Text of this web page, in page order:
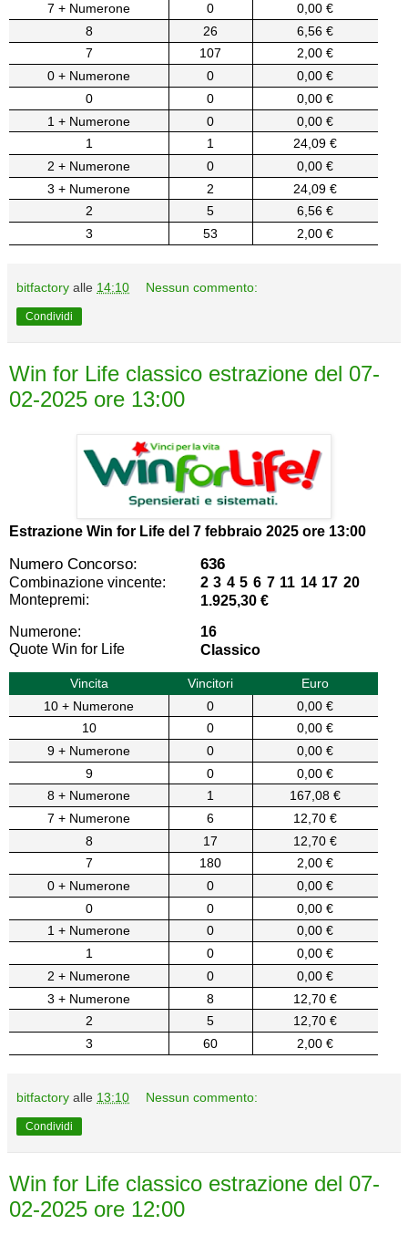
7 + Numerone
0
0,00 €
8
26
6,56 €
7
107
2,00 €
0 + Numerone
0
0,00 €
0
0
0,00 €
1 + Numerone
0
0,00 €
1
1
24,09 €
2 + Numerone
0
0,00 €
3 + Numerone
2
24,09 €
2
5
6,56 €
3
53 2,00 €
bitfactory alle 14:10 Nessun commento:
Condividi
Win for Life classico estrazione del 07-
02-2025 ore 13:00
Estrazione Win for Life del 7 febbraio 2025 ore 13:00
Numero Concorso: 636
Combinazione vincente:
2 3 4 5 6 7 11 14 17 20
Montepremi:
1.925,30 €
Numerone:
16
Quote Win for Life
Classico
Vincita Vincitori
Euro
10 + Numerone
0
0,00 €
10
0
0,00 €
9 + Numerone
0
0,00 €
9
0
0,00 €
8 + Numerone
1
167,08 €
7 + Numerone
6
12,70 €
8
17
12,70 €
7
180
2,00 €
0 + Numerone
0
0,00 €
0
0
0,00 €
1 + Numerone
0
0,00 €
1
0
0,00 €
2 + Numerone
0
0,00 €
3 + Numerone
8
12,70 €
2
5
12,70 €
3
60 2,00 €
bitfactory alle 13:10 Nessun commento:
Condividi
Win for Life classico estrazione del 07-
02-2025 ore 12:00